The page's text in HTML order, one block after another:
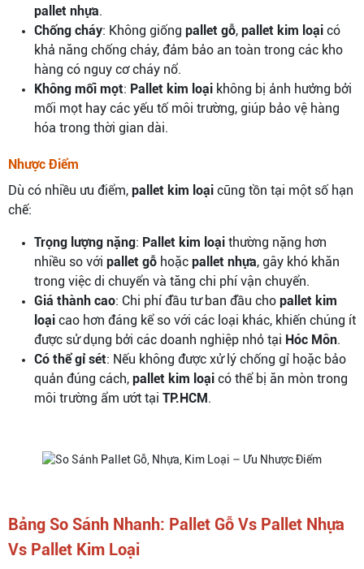
pallet nhựa.
Chống cháy: Không giống pallet gỗ, pallet kim loại có
khả năng chống cháy, đảm bảo an toàn trong các kho
hàng có nguy cơ cháy nổ.
Không mối mọt: Pallet kim loại không bị ảnh hưởng bởi
mối mọt hay các yếu tố môi trường, giúp bảo vệ hàng
hóa trong thời gian dài.
Nhược Điểm
Dù có nhiều ưu điểm, pallet kim loại cũng tồn tại một số hạn
chế:
Trọng lượng nặng: Pallet kim loại thường nặng hơn
nhiều so với pallet gỗ hoặc pallet nhựa, gây khó khăn
trong việc di chuyển và tăng chi phí vận chuyển.
Giá thành cao: Chi phí đầu tư ban đầu cho pallet kim
loại cao hơn đáng kể so với các loại khác, khiến chúng ít
được sử dụng bởi các doanh nghiệp nhỏ tại Hóc Môn.
Có thể gỉ sét: Nếu không được xử lý chống gỉ hoặc bảo
quản đúng cách, pallet kim loại có thể bị ăn mòn trong
môi trường ẩm ướt tại TP.HCM.
Bảng So Sánh Nhanh: Pallet Gỗ Vs Pallet Nhựa
Vs Pallet Kim Loại